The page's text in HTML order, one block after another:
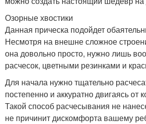
Озорные хвостики
Данная прическа подойдет
Несмотря на внешне сложное
она довольно просто, нужно лишь
расчесок, цветными резинками и
Для начала нужно тщательно
постепенно и аккуратно двигаясь от
Такой способ расчесывания не
не причинит дискомфорта вашему